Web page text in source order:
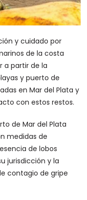
y cuidado por
de la costa
a partir de la
y puerto de
en Mar del Plata y
con estos restos.
de Mar del Plata
medidas de
de lobos
jurisdicción y la
contagio de gripe